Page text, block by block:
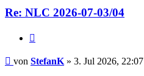
Re: NLC 2026-07-03/04
Beitrag
von StefanK » 3. Jul 2026, 22:07